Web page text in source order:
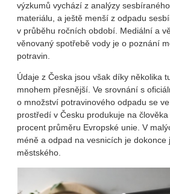
výzkumů vychází z analýzy
materiálu, a ještě menší z odpadu
v průběhu ročních období. Mediální a
věnovaný spotřebě vody je o poznání
potravin.
Údaje z Česka jsou však díky několika
mnohem přesnější. Ve srovnání s
o množství potravinového odpadu se
prostředí v Česku produkuje na
procent průměru Evropské unie. V
méně a odpad na vesnicích je dokonce
městského.